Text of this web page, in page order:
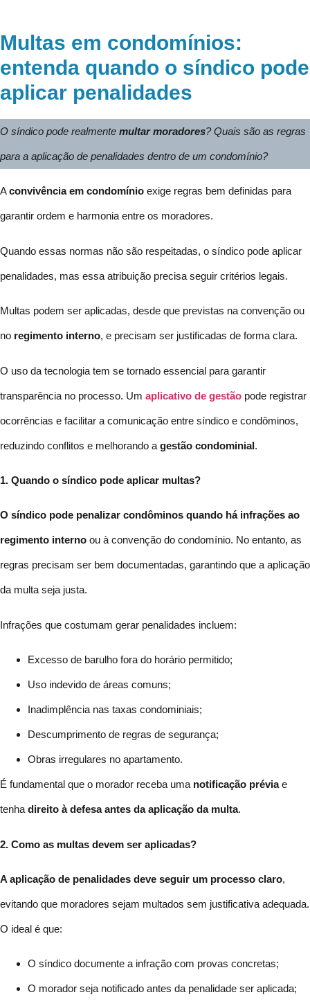
Multas em condomínios:
entenda quando o síndico pode
aplicar penalidades
O síndico pode realmente multar moradores? Quais são as regras
para a aplicação de penalidades dentro de um condomínio?
Aconvivência em condomínio exige regras bem definidas para
garantir ordem e harmonia entre os moradores.
Quando essas normas não são respeitadas, o síndico pode aplicar
penalidades, mas essa atribuição precisa seguir critérios legais.
Multas podem ser aplicadas, desde que previstas na convenção ou
no regimento interno, e precisam ser justificadas de forma clara.
O uso da tecnologia tem se tornado essencial para garantir
transparência no processo. Um aplicativo de gestão pode registrar
ocorrências e facilitar a comunicação entre síndico e condôminos,
reduzindo conflitos e melhorando a gestão condominial.
1. Quando o síndico pode aplicar multas?
O síndico pode penalizar condôminos quando há infrações ao
regimento interno ou à convenção do condomínio. No entanto, as
regras precisam ser bem documentadas, garantindo que a aplicação
da multa seja justa.
Infrações que costumam gerar penalidades incluem:
Excesso de barulho fora do horário permitido;
Uso indevido de áreas comuns;
Inadimplência nas taxas condominiais;
Descumprimento de regras de segurança;
Obras irregulares no apartamento.
É fundamental que o morador receba uma notificação préviae
tenha direito à defesa antes da aplicação da multa.
2. Como as multas devem ser aplicadas?
A aplicação de penalidades deve seguir um processo claro,
evitando que moradores sejam multados sem justificativa adequada.
O ideal é que:
O síndico documente a infração com provas concretas;
O morador seja notificado antes da penalidade ser aplicada;